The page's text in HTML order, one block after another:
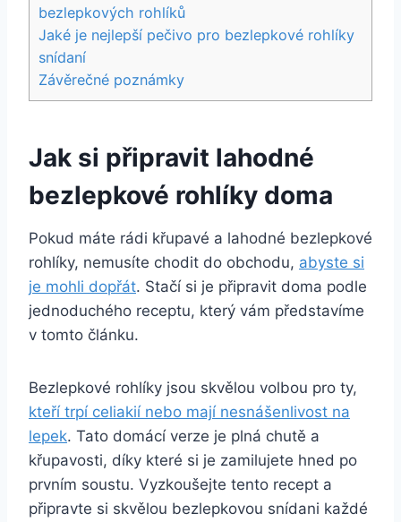
bezlepkových rohlíků
Jaké je nejlepší pečivo pro bezlepkové rohlíky
snídaní
Závěrečné poznámky
Jak si připravit lahodné
bezlepkové rohlíky doma
Pokud máte rádi křupavé a lahodné bezlepkové
rohlíky, nemusíte chodit do obchodu, abyste si
je mohli dopřát. Stačí si je připravit doma podle
jednoduchého receptu, který vám představíme
v tomto článku.
Bezlepkové rohlíky jsou skvělou volbou pro ty,
kteří trpí celiakií nebo mají nesnášenlivost na
lepek. Tato domácí verze je plná chutě a
křupavosti, díky které si je zamilujete hned po
prvním soustu. Vyzkoušejte tento recept a
připravte si skvělou bezlepkovou snídani každé